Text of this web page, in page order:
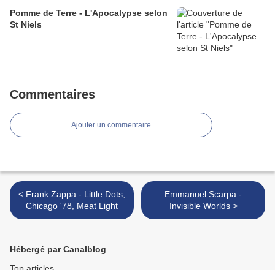
Pomme de Terre - L'Apocalypse selon
St Niels
Commentaires
Ajouter un commentaire
< Frank Zappa - Little Dots,
Chicago '78, Meat Light
Emmanuel Scarpa -
Invisible Worlds >
Hébergé par Canalblog